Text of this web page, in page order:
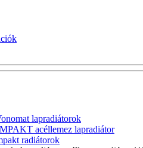
lapradiátorok
acéllemez lapradiátor
radiátorok